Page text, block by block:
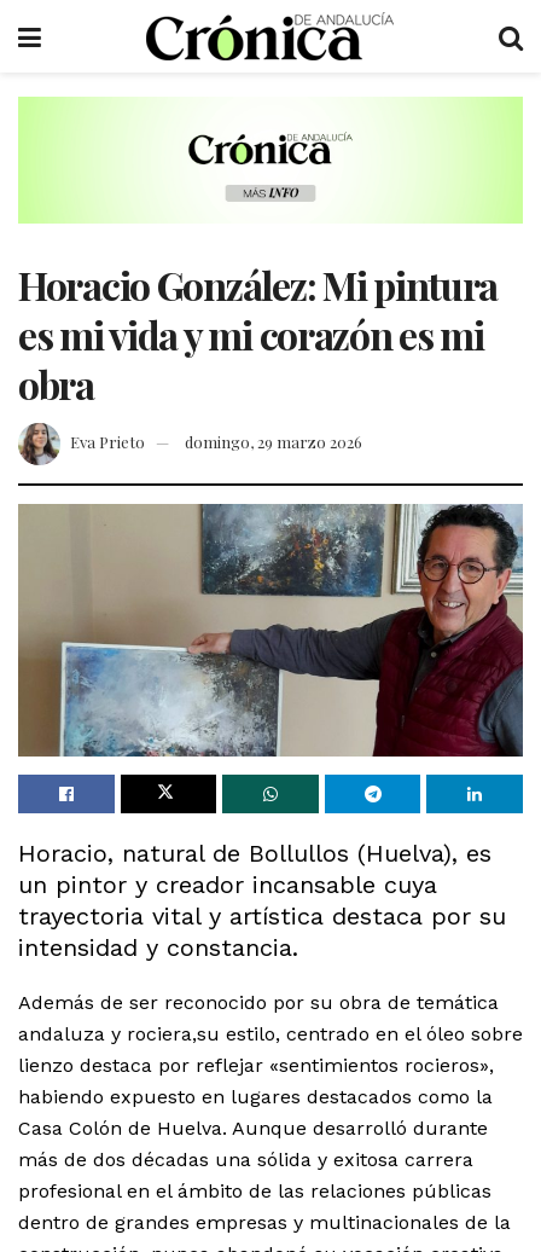
Horacio González: Mi pintura
es mi vida y mi corazón es mi
obra
Eva Prieto domingo, 29 marzo 2026
Horacio, natural de Bollullos (Huelva), es
un pintor y creador incansable cuya
trayectoria vital y artística destaca por su
intensidad y constancia.
Además de ser reconocido por su obra de temática
andaluza y rociera,su estilo, centrado en el óleo sobre
lienzo destaca por reflejar «sentimientos rocieros»,
habiendo expuesto en lugares destacados como la
Casa Colón de Huelva. Aunque desarrolló durante
más de dos décadas una sólida y exitosa carrera
profesional en el ámbito de las relaciones públicas
dentro de grandes empresas y multinacionales de la